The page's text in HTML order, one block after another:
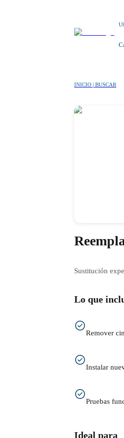
INICIO | BUSCAR
Sustitución
Lo que
Remover
Instalar
Pruebas
Ideal para